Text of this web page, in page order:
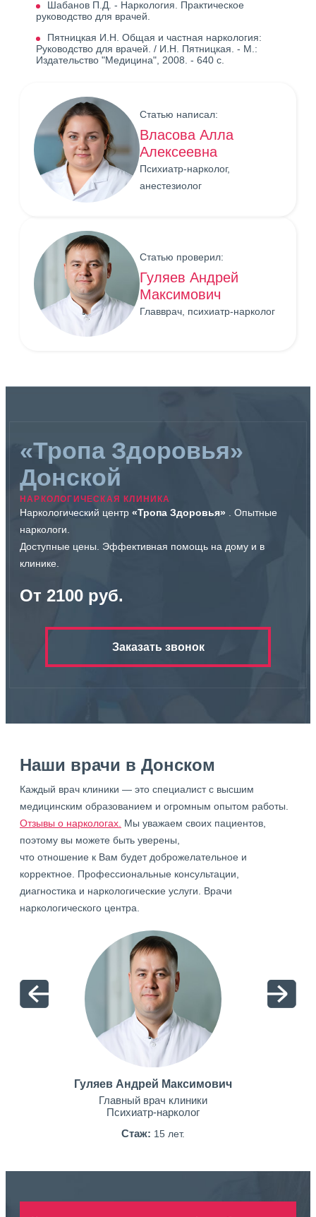
Шабанов П.Д. - Наркология. Практическое
руководство для врачей.
Пятницкая И.Н. Общая и частная наркология:
Руководство для врачей. / И.Н. Пятницкая. - М.:
Издательство "Медицина", 2008. - 640 с.
Статью написал:
Власова Алла
Алексеевна
Психиатр-нарколог,
анестезиолог
Статью проверил:
Гуляев Андрей
Максимович
Главврач, психиатр-нарколог
«Тропа Здоровья»
Донской
НАРКОЛОГИЧЕСКАЯ КЛИНИКА
Наркологический центр «Тропа Здоровья» . Опытные
наркологи.
Доступные цены. Эффективная помощь на дому и в
клинике.
От 2100 руб.
Заказать звонок
Наши врачи в Донском
Каждый врач клиники — это специалист с высшим
медицинским образованием и огромным опытом работы.
Отзывы о наркологах. Мы уважаем своих пациентов,
поэтому вы можете быть уверены,
что отношение к Вам будет доброжелательное и
корректное. Профессиональные консультации,
диагностика и наркологические услуги. Врачи
наркологического центра.
Гуляев Андрей Максимович
Главный врач клиники
Психиатр-нарколог
Стаж: 15 лет.